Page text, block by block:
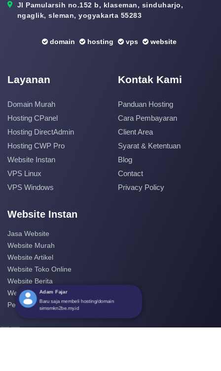
Jl Pamularsih no.152 b, klaseman, sinduharjo,
ngaglik, sleman, yogyakarta 55283
domain hosting vps website
Layanan
Domain Murah
Hosting CPanel
Hosting DirectAdmin
Hosting CWP Pro
Website Instan
VPS Linux
VPS Windows
Kontak Kami
Panduan Hosting
Cara Pembayaran
Client Area
Syarat & Ketentuan
Blog
Contact
Privacy Policy
Website Instan
Jasa Website
Website Murah
Website Artikel
Website Toko Online
Website Berita
Website Perusahaan
Pembuatan Website
Adam Fajar
Baru saja membeli hosting/domain
simsmkn2be.my.id